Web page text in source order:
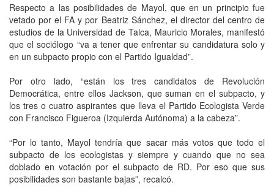
Respecto a las posibilidades de Mayol, que en un principio fue
vetado por el FA y por Beatriz Sánchez, el director del centro de
estudios de la Universidad de Talca, Mauricio Morales, manifestó
que el sociólogo “va a tener que enfrentar su candidatura solo y
en un subpacto propio con el Partido Igualdad”.
Por otro lado, “están los tres candidatos de Revolución
Democrática, entre ellos Jackson, que suman en el subpacto, y
los tres o cuatro aspirantes que lleva el Partido Ecologista Verde
con Francisco Figueroa (Izquierda Autónoma) a la cabeza”.
“Por lo tanto, Mayol tendría que sacar más votos que todo el
subpacto de los ecologistas y siempre y cuando que no sea
doblado en votación por el subpacto de RD. Por eso que sus
posibilidades son bastante bajas”, recalcó.